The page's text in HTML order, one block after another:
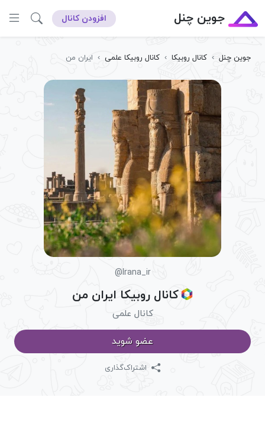
جوین چنل افزودن کانال
جوین چنل › کانال روبیکا › کانال روبیکا علمی › ايران من
@Irana_ir
کانال روبیکا ايران من
کانال علمی
عضو شوید
اشتراک‌گذاری